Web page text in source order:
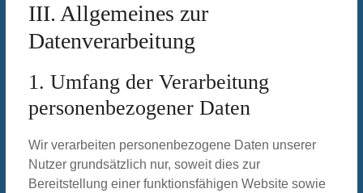
III. Allgemeines zur
Datenverarbeitung
1. Umfang der Verarbeitung
personenbezogener Daten
Wir verarbeiten personenbezogene Daten unserer
Nutzer grundsätzlich nur, soweit dies zur
Bereitstellung einer funktionsfähigen Website sowie